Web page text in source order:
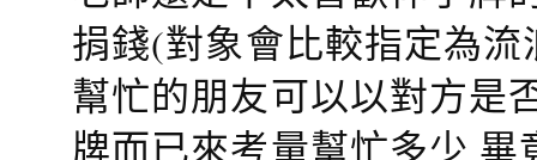
捐錢(對象會比較指定為
幫忙的朋友可以以對方是
牌而已來考量幫忙多少